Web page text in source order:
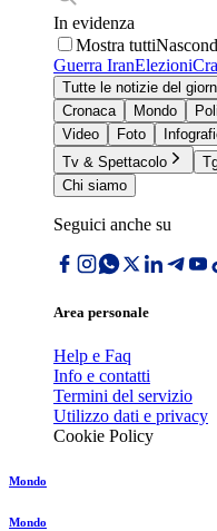
In evidenza
Mostra tutti
Guerra IranElezioni
Tutte le notizie del
Cronaca
Mondo
Video
Foto
Tv & Spettacolo
Chi siamo
Seguici anche su
Area personale
Help e Faq
Info e contatti
Termini del servizio
Utilizzo dati e privacy
Cookie Policy
Mondo
Mondo